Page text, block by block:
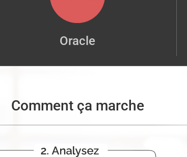
Oracle
Comment ça marche